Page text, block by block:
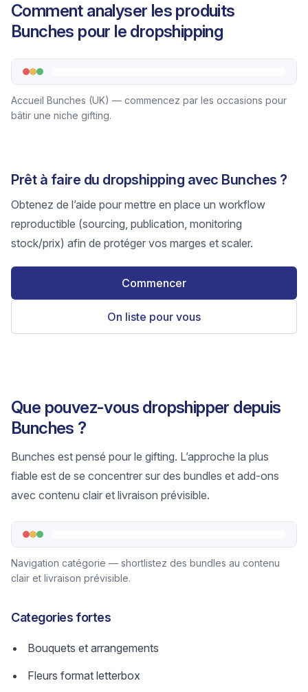
Comment analyser les produits
Bunches pour le dropshipping
Accueil Bunches (UK) — commencez par les occasions pour
bâtir une niche gifting.
Prêt à faire du dropshipping avec Bunches ?
Obtenez de l’aide pour mettre en place un workflow
reproductible (sourcing, publication, monitoring
stock/prix) afin de protéger vos marges et scaler.
Commencer
On liste pour vous
Que pouvez-vous dropshipper depuis
Bunches ?
Bunches est pensé pour le gifting. L’approche la plus
fiable est de se concentrer sur des bundles et add-ons
avec contenu clair et livraison prévisible.
Navigation catégorie — shortlistez des bundles au contenu
clair et livraison prévisible.
Categories fortes
Bouquets et arrangements
Fleurs format letterbox